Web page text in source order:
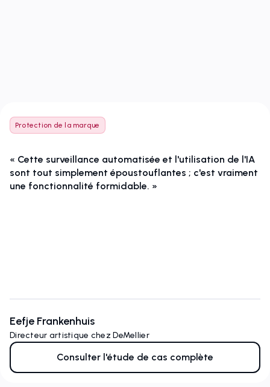
Protection de la marque
« Cette surveillance automatisée et l'utilisation de l'IA
sont tout simplement époustouflantes ; c'est vraiment
une fonctionnalité formidable. »
Eefje Frankenhuis
Directeur artistique chez DeMellier
Consulter l'étude de cas complète